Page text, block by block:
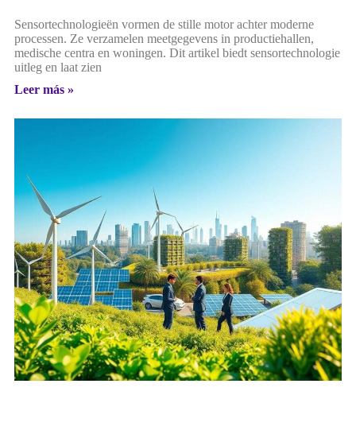
Sensortechnologieën vormen de stille motor achter moderne
processen. Ze verzamelen meetgegevens in productiehallen,
medische centra en woningen. Dit artikel biedt sensortechnologie
uitleg en laat zien
Leer más »